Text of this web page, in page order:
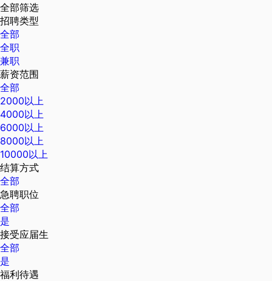
全部筛选
招聘类型
全部
全职
兼职
薪资范围
全部
2000以上
4000以上
6000以上
8000以上
10000以上
结算方式
全部
急聘职位
全部
是
接受应届生
全部
是
福利待遇